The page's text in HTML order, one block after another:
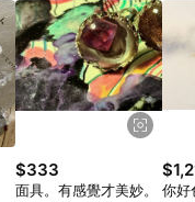
$333
面具。有感覺才美妙。
你好